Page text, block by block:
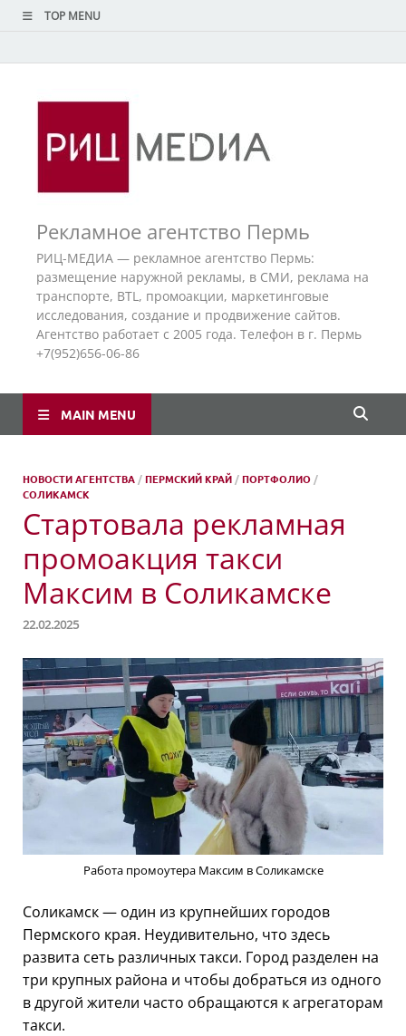
TOP MENU
Рекламное агентство Пермь
РИЦ-МЕДИА — рекламное агентство Пермь:
размещение наружной рекламы, в СМИ, реклама на
транспорте, BTL, промоакции, маркетинговые
исследования, создание и продвижение сайтов.
Агентство работает с 2005 года. Телефон в г. Пермь
+7(952)656-06-86
MAIN MENU
НОВОСТИ АГЕНТСТВА /ПЕРМСКИЙ КРАЙ /ПОРТФОЛИО /
СОЛИКАМСК
Стартовала рекламная
промоакция такси
Максим в Соликамске
22.02.2025
Работа промоутера Максим в Соликамске
Соликамск — один из крупнейших городов
Пермского края. Неудивительно, что здесь
развита сеть различных такси. Город разделен на
три крупных района и чтобы добраться из одного
в другой жители часто обращаются к агрегаторам
такси.